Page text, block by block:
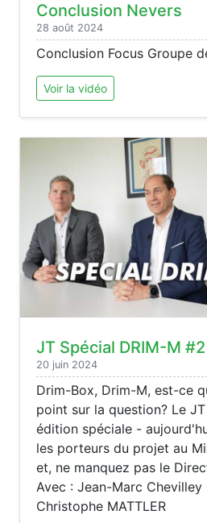
Conclusion Nevers
28 août 2024
Conclusion Focus Groupe
Voir la vidéo
JT Spécial DRIM-M #2
20 juin 2024
Drim-Box, Drim-M, est-ce
point sur la question? Le
édition spéciale -
les porteurs du projet au
et, ne manquez pas le
Avec : Jean-Marc
Christophe MATTLER